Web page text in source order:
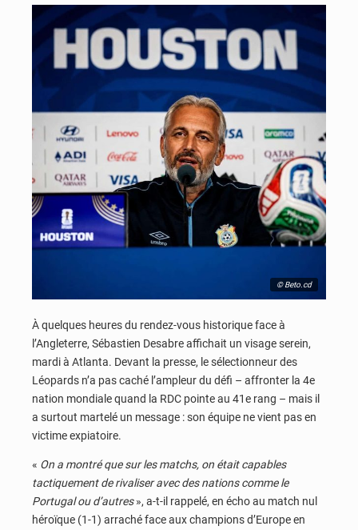
© Beto.cd
À quelques heures du rendez-vous historique face à
l’Angleterre, Sébastien Desabre affichait un visage serein,
mardi à Atlanta. Devant la presse, le sélectionneur des
Léopards n’a pas caché l’ampleur du défi – affronter la 4e
nation mondiale quand la RDC pointe au 41e rang – mais il
a surtout martelé un message : son équipe ne vient pas en
victime expiatoire.
« On a montré que sur les matchs, on était capables
tactiquement de rivaliser avec des nations comme le
Portugal ou d’autres», a-t-il rappelé, en écho au match nul
héroïque (1-1) arraché face aux champions d’Europe en